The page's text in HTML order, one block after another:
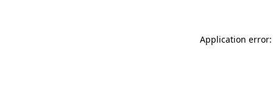
Application